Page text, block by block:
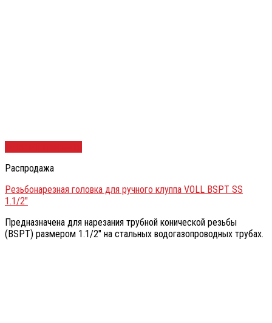
Распродажа
Резьбонарезная головка для ручного клуппа VOLL BSPT SS
1.1/2″
Предназначена для нарезания трубной конической резьбы
(BSPT) размером 1.1/2″ на стальных водогазопроводных трубах.